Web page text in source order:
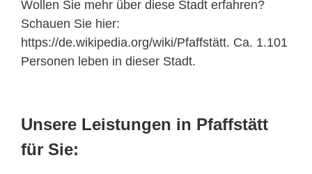
Wollen Sie mehr über diese Stadt erfahren?
Schauen Sie hier:
https://de.wikipedia.org/wiki/Pfaffstätt. Ca. 1.101
Personen leben in dieser Stadt.
Unsere Leistungen in Pfaffstätt
für Sie: